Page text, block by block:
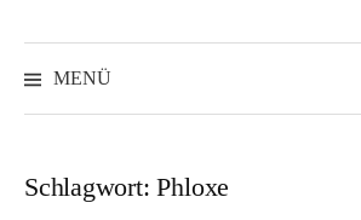
MENÜ
Schlagwort:Phloxe